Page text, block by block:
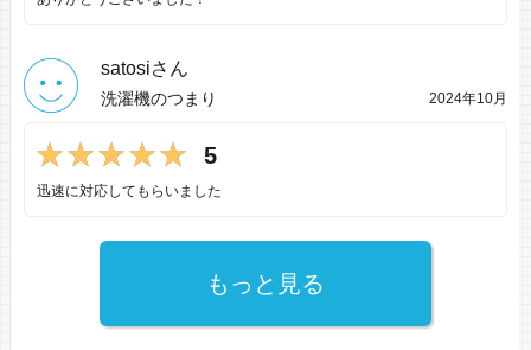
satosiさん
洗濯機のつまり 2024年10月
5
迅速に対応してもらいました
もっと見る